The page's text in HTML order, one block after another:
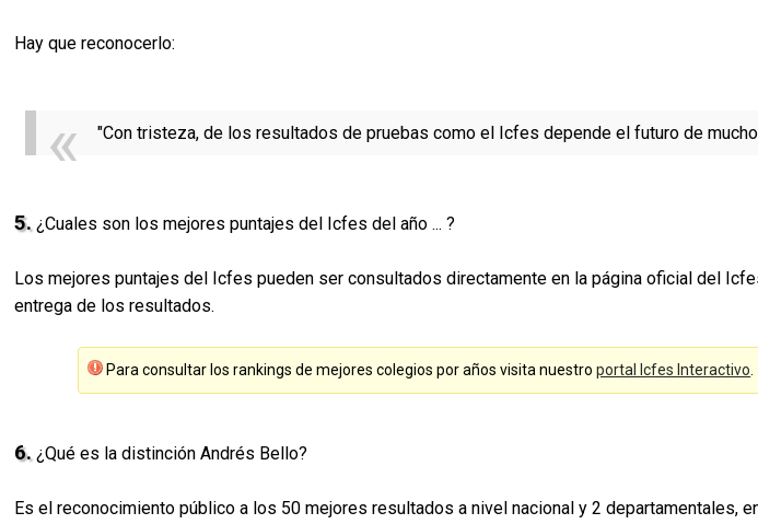
Hay que reconocerlo:
"Con tristeza, de los resultados de pruebas como el Icfes depende el futuro de
5.¿Cuales son los mejores puntajes del Icfes del año ... ?
Los mejores puntajes del Icfes pueden ser consultados directamente en la página oficial del
entrega de los resultados.
Para consultar los rankings de mejores colegios por años visita nuestroportal Icfes Interactivo.
6.¿Qué es la distinción Andrés Bello?
Es el reconocimiento público a los 50 mejores resultados a nivel nacional y 2